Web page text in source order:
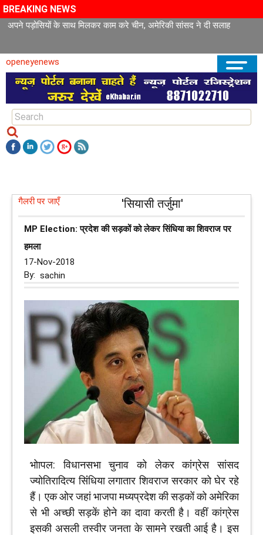
BREAKING NEWS
अपने पड़ोसियों के साथ मिलकर काम करे चीन, अमेरिकी सांसद ने दी सलाह
openeyenews
गैलरी पर जाएँ 'सियासी तर्जुमा'
MP Election: प्रदेश की सड़कों को लेकर सिंधिया का शिवराज पर
हमला
17-Nov-2018
By: sachin
भोापल: विधानसभा चुनाव को लेकर कांग्रेस सांसद
ज्योतिरादित्य सिंंधिया लगातार शिवराज सरकार को घेर रहे
हैं। एक ओर जहां भाजपा मध्यप्रदेश की सड़कों को अमेरिका
से भी अच्छी सड़कें होने का दावा करती है। वहीं कांग्रेस
इसकी असली तस्वीर जनता के सामने रखती आई है। इस